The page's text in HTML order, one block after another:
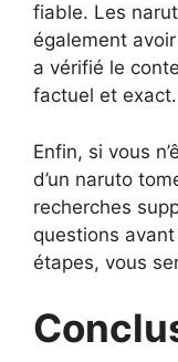
fiable. Les
également
a vérifié le
factuel et exact.
Enfin, si vous
d’un naruto
recherches
questions avant
étapes, vous